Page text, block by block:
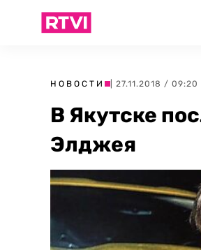
НОВОСТИ | 27.11.2018 / 09:20
В Якутске
Элджея